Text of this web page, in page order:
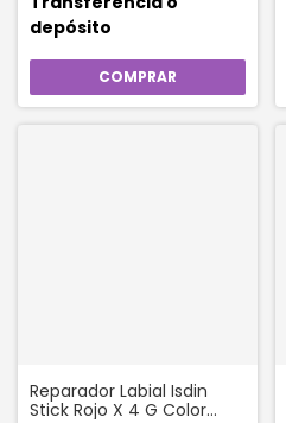
depósito
Reparador Labial Isdin
Stick Rojo X 4 G Color